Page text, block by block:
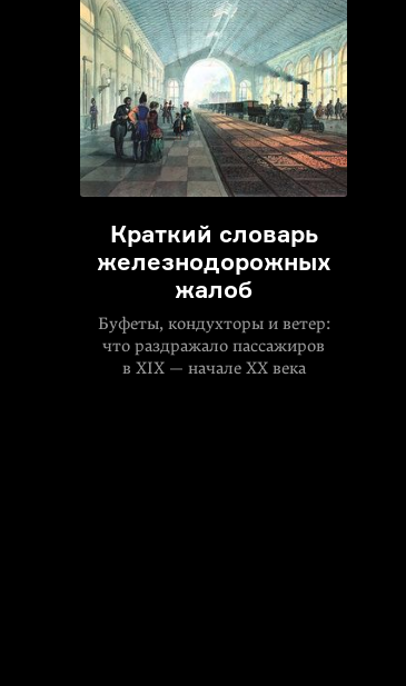
Краткий словарь
железнодорожных
жалоб
Буфеты, кондухторы и ветер:
что раздражало пассажиров
в XIX — начале XX века